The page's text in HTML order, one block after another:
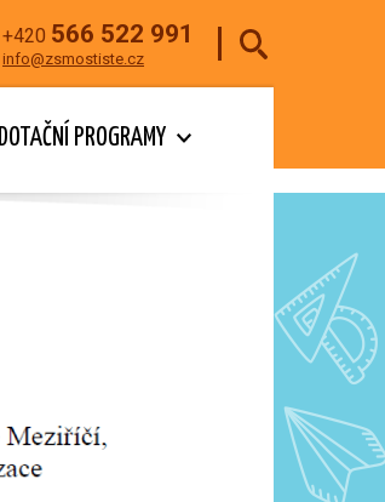
+420 566 522 991
info@zsmostiste.cz
DOTAČNÍ PROGRAMY